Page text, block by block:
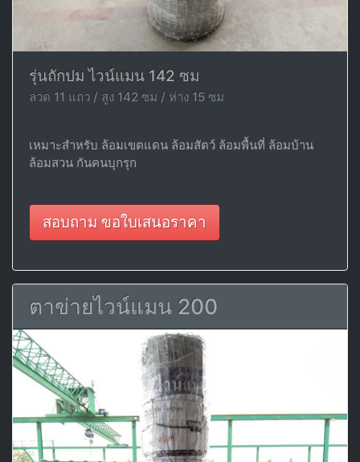
รุ่นถักปม ไวน์แมน 142 ซม
ลวด 11 แถว / สูง 142 ซม / ห่าง 15 ซม
เหมาะสำหรับ ล้อมเขตแดน ล้อมสัตว์ ล้อมพื้นที่ ล้อมบ้าน
ล้อมสวน กันคนบุกรุก
สอบถาม ขอใบเสนอราคา
ตาข่ายไวน์แมน 200